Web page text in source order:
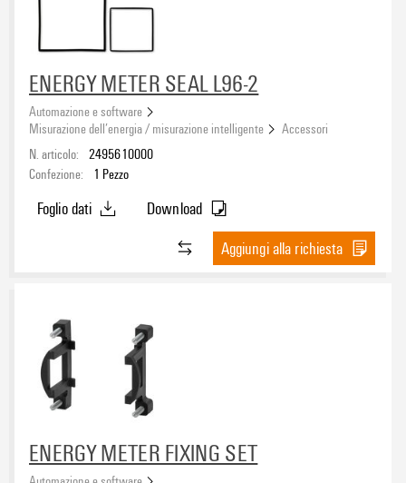
ENERGY METER SEAL L96-2
Automazione e software
Misurazione dell’energia / misurazione intelligente
Accessori
N. articolo: 2495610000
Confezione:
1 Pezzo
Foglio dati
Download
Aggiungi alla richiesta
ENERGY METER FIXING SET